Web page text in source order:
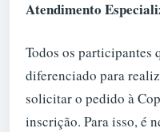
Atendimento
Todos os participantes
diferenciado para
solicitar o pedido à
inscrição. Para isso, é